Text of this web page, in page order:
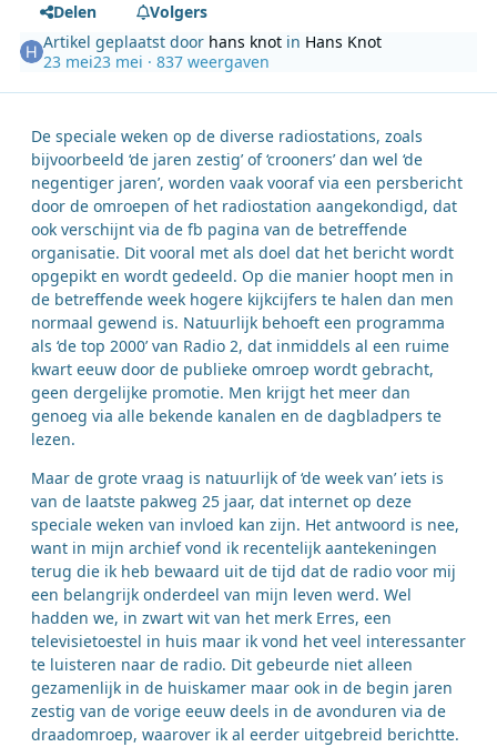
Delen
Volgers
Artikel geplaatst door hans knot in Hans Knot
23 mei23 mei · 837 weergaven
De speciale weken op de diverse radiostations, zoals
bijvoorbeeld ‘de jaren zestig’ of ‘crooners’ dan wel ‘de
negentiger jaren’, worden vaak vooraf via een persbericht
door de omroepen of het radiostation aangekondigd, dat
ook verschijnt via de fb pagina van de betreffende
organisatie. Dit vooral met als doel dat het bericht wordt
opgepikt en wordt gedeeld. Op die manier hoopt men in
de betreffende week hogere kijkcijfers te halen dan men
normaal gewend is. Natuurlijk behoeft een programma
als ‘de top 2000’ van Radio 2, dat inmiddels al een ruime
kwart eeuw door de publieke omroep wordt gebracht,
geen dergelijke promotie. Men krijgt het meer dan
genoeg via alle bekende kanalen en de dagbladpers te
lezen.
Maar de grote vraag is natuurlijk of ‘de week van’ iets is
van de laatste pakweg 25 jaar, dat internet op deze
speciale weken van invloed kan zijn. Het antwoord is nee,
want in mijn archief vond ik recentelijk aantekeningen
terug die ik heb bewaard uit de tijd dat de radio voor mij
een belangrijk onderdeel van mijn leven werd. Wel
hadden we, in zwart wit van het merk Erres, een
televisietoestel in huis maar ik vond het veel interessanter
te luisteren naar de radio. Dit gebeurde niet alleen
gezamenlijk in de huiskamer maar ook in de begin jaren
zestig van de vorige eeuw deels in de avonduren via de
draadomroep, waarover ik al eerder uitgebreid berichtte.